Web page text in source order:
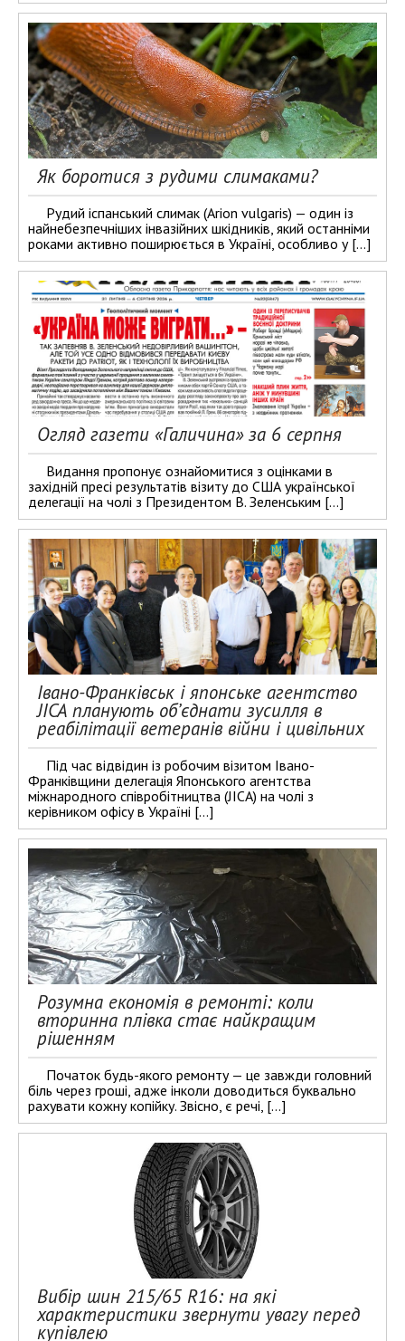
Як боротися з рудими слимаками?
Рудий іспанський слимак (Arion vulgaris) — один із
найнебезпечніших інвазійних шкідників, який останніми
роками активно поширюється в Україні, особливо у […]
Огляд газети «Галичина» за 6 серпня
Видання пропонує ознайомитися з оцінками в
західній пресі результатів візиту до США української
делегації на чолі з Президентом В. Зеленським […]
Івано-Франківськ і японське агентство
JICA планують об’єднати зусилля в
реабілітації ветеранів війни і цивільних
Під час відвідин із робочим візитом Івано-
Франківщини делегація Японського агентства
міжнародного співробітництва (JICA) на чолі з
керівником офісу в Україні […]
Розумна економія в ремонті: коли
вторинна плівка стає найкращим
рішенням
Початок будь-якого ремонту — це завжди головний
біль через гроші, адже інколи доводиться буквально
рахувати кожну копійку. Звісно, є речі, […]
Вибір шин 215/65 R16: на які
характеристики звернути увагу перед
купівлею